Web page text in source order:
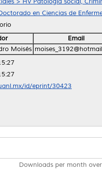
en Ciencias de
Email
Moisés
id/eprint/30423
Downloads per month